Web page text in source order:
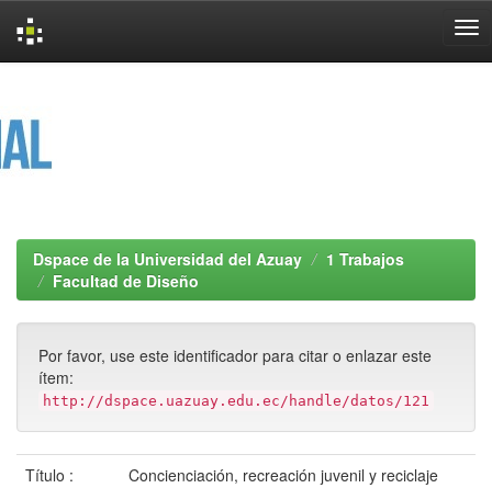
Dspace de la Universidad del Azuay
1 Trabajos
Facultad de Diseño
Por favor, use este identificador para citar o enlazar este
ítem:
http://dspace.uazuay.edu.ec/handle/datos/121
Título :
Concienciación, recreación juvenil y reciclaje